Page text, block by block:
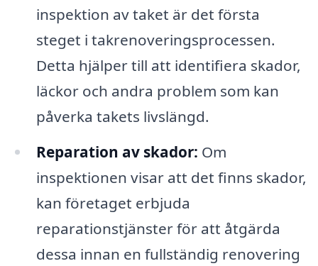
inspektion av taket är det första
steget i takrenoveringsprocessen.
Detta hjälper till att identifiera skador,
läckor och andra problem som kan
påverka takets livslängd.
Reparation av skador: Om
inspektionen visar att det finns skador,
kan företaget erbjuda
reparationstjänster för att åtgärda
dessa innan en fullständig renovering